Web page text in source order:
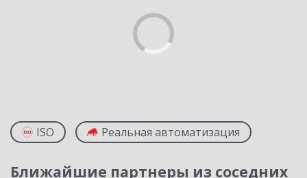
ISO Реальная автоматизация
Ближайшие партнеры из соседних